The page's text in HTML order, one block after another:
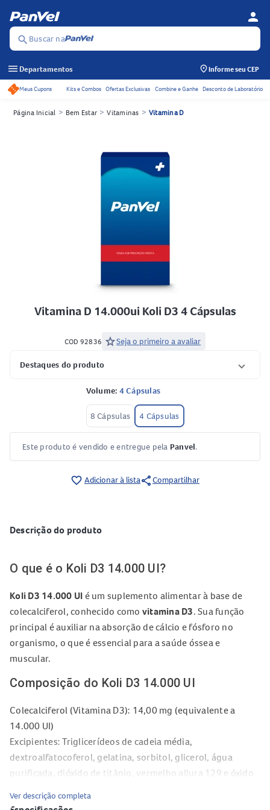
search Buscar na
person
menu Departamentos Informe seu CEP
Acessos rápidos do cabeçalho
Meus Cupons Kits e Combos Ofertas Exclusivas Combine e Ganhe Desconto de Laboratório
Página Inicial > Bem Estar > Vitaminas > Vitamina D
Vitamina D 14.000ui Koli D3 4 Cápsulas
COD 92836 starSeja o primeiro a avaliar
Destaques do produto
Volume: 4 Cápsulas
8 Cápsulas 4 Cápsulas
Este produto é vendido e entregue pela Panvel.
favorite_border Adicionar à listashareCompartilhar
Descrição do produto
O que é o Koli D3 14.000 UI?
Koli D3 14.000 UI é um suplemento alimentar à base de
colecalciferol, conhecido como vitamina D3. Sua função
principal é auxiliar na absorção de cálcio e fósforo no
organismo, o que é essencial para a saúde óssea e
muscular.
Composição do Koli D3 14.000 UI
Colecalciferol (Vitamina D3): 14,00 mg (equivalente a
14.000 UI)
Excipientes: Triglicerídeos de cadeia média,
dextroalfatocoferol, gelatina, sorbitol, glicerol, água
purificada, dióxido de titânio, vermelho allura 129 e óxido
Superdose do Koli D3 14.000 UI: o que
Ver descrição completa